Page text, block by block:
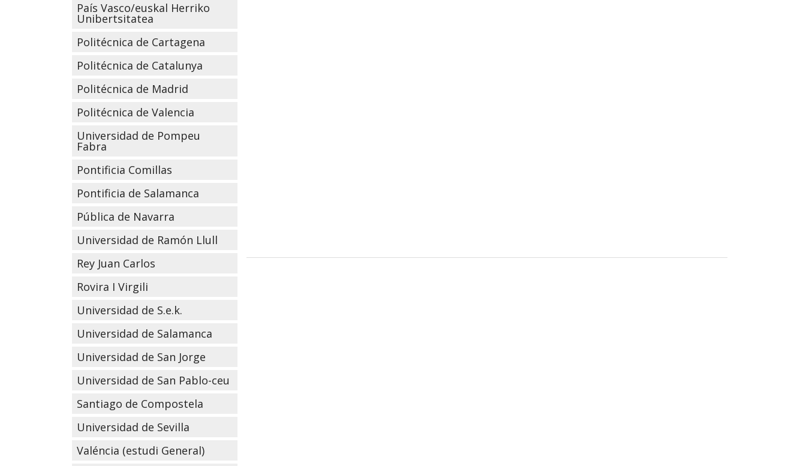
País Vasco/euskal Herriko
Unibertsitatea
Politécnica de Cartagena
Politécnica de Catalunya
Politécnica de Madrid
Politécnica de Valencia
Universidad de Pompeu
Fabra
Pontificia Comillas
Pontificia de Salamanca
Pública de Navarra
Universidad de Ramón Llull
Rey Juan Carlos
Rovira I Virgili
Universidad de S.e.k.
Universidad de Salamanca
Universidad de San Jorge
Universidad de San Pablo-ceu
Santiago de Compostela
Universidad de Sevilla
Valéncia (estudi General)